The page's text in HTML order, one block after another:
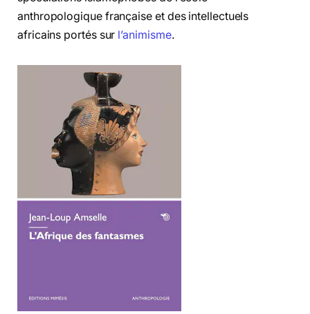
anthropologique française et des intellectuels
africains portés sur l’animisme.